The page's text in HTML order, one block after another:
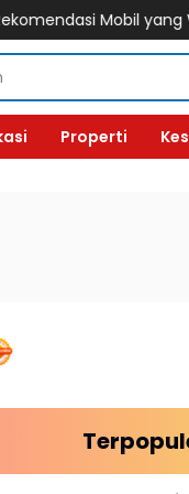
Mobil yang Wajib
Properti